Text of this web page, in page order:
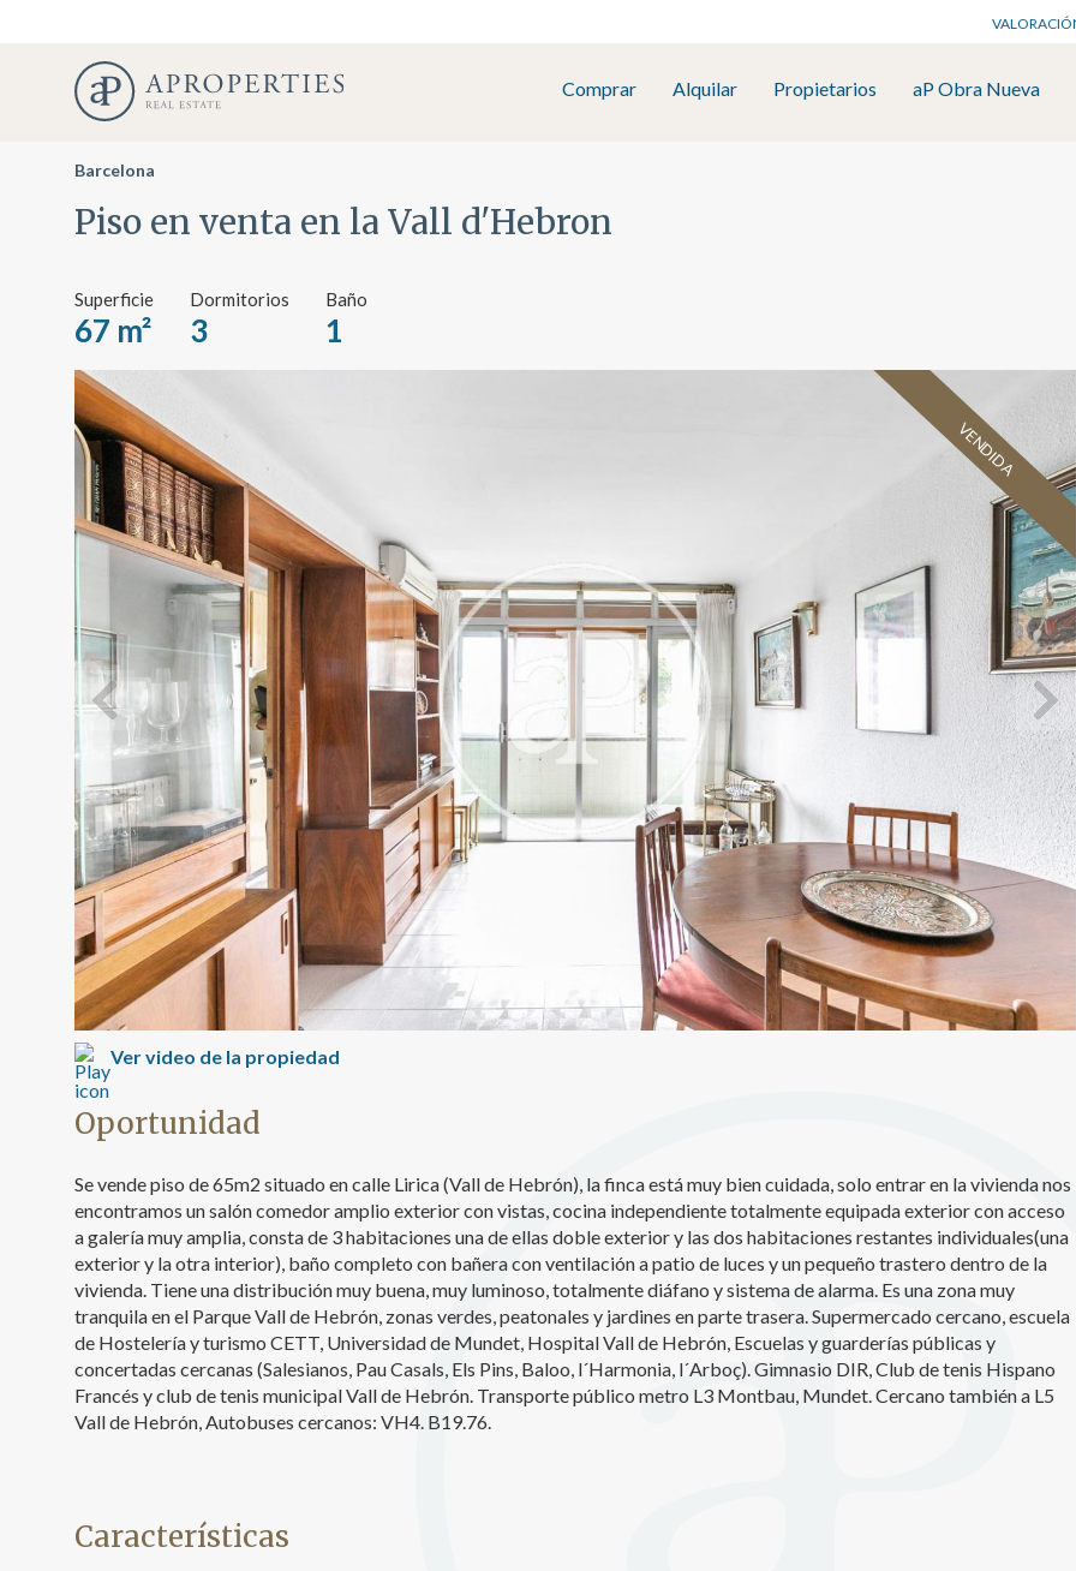
Comprar Alquilar Propietarios aP Obra Nueva
Barcelona
Piso en venta en la Vall d'Hebron
Superficie
67 m²
Dormitorios
3
Baño
1
VENDIDA
Ver video de la propiedad
Oportunidad
Se vende piso de 65m2 situado en calle Lirica (Vall de Hebrón), la finca está muy bien cuidada, solo entrar en la vivienda nos
encontramos un salón comedor amplio exterior con vistas, cocina independiente totalmente equipada exterior con acceso
a galería muy amplia, consta de 3 habitaciones una de ellas doble exterior y las dos habitaciones restantes individuales(una
exterior y la otra interior), baño completo con bañera con ventilación a patio de luces y un pequeño trastero dentro de la
vivienda. Tiene una distribución muy buena, muy luminoso, totalmente diáfano y sistema de alarma. Es una zona muy
tranquila en el Parque Vall de Hebrón, zonas verdes, peatonales y jardines en parte trasera. Supermercado cercano, escuela
de Hostelería y turismo CETT, Universidad de Mundet, Hospital Vall de Hebrón, Escuelas y guarderías públicas y
concertadas cercanas (Salesianos, Pau Casals, Els Pins, Baloo, l´Harmonia, l´Arboç). Gimnasio DIR, Club de tenis Hispano
Francés y club de tenis municipal Vall de Hebrón. Transporte público metro L3 Montbau, Mundet. Cercano también a L5
Vall de Hebrón, Autobuses cercanos: VH4. B19.76.
Características
Modificar cookies
Técnicas y funcionales
Este sitio web utiliza Cookies propias para recopilar información con la finalidad
mejorar nuestros servicios. Si continua navegando, supone la aceptación de la
instalación de las mismas. El usuario tiene la posibilidad de configurar su
pudiendo, si así lo desea, impedir que sean instaladas en su disco duro,
deberá tener en cuenta que dicha acción podrá ocasionar dificultades de
sitio web. La información recogida mediante este tipo de cookies se utiliza en la
medición de la actividad de la web para la elaboración de perfiles de
los usuarios con el fin de introducir mejoras en función del análisis de los datos
que hacen los usuarios del servicio. Permiten guardar la información de
del usuario para mejorar la calidad de nuestros servicios y para ofrecer una
experiencia a través de productos recomendados.
Marketing y publicidad
Estas cookies son utilizadas para almacenar información sobre las
elecciones personales del usuario a través de la observación continuada de sus
hábitos de navegación. Gracias a ellas, podemos conocer los hábitos de
en el sitio web y mostrar publicidad relacionada con el perfil de navegación del